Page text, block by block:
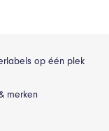
op één plek
merken